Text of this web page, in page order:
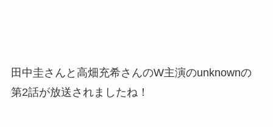
田中圭さんと高畑充希さんのW主演のunknownの
第2話が放送されましたね！